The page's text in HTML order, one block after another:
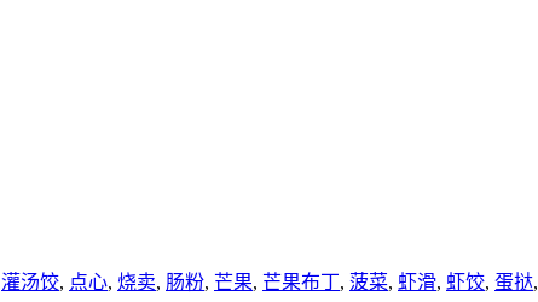
灌汤饺, 点心, 烧卖, 肠粉, 芒果, 芒果布丁, 菠菜, 虾滑, 虾饺, 蛋挞,